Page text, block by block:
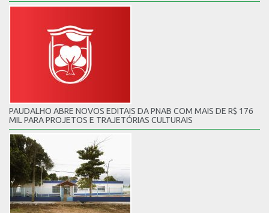
PAUDALHO ABRE NOVOS EDITAIS DA PNAB COM MAIS DE R$ 176
MIL PARA PROJETOS E TRAJETÓRIAS CULTURAIS